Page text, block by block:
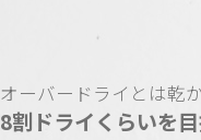
オーバードライとは乾
8割ドライくらいを目